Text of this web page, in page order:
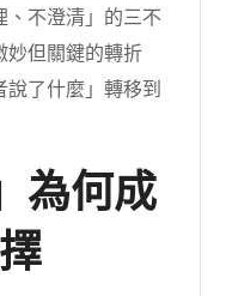
、不澄清」的三不
妙但關鍵的轉折
了什麼」轉移到
為何成